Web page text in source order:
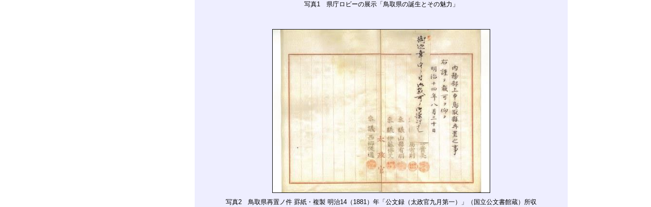
写真1 県庁ロビーの展示「鳥取県の誕生とその魅力」
写真2 鳥取県再置ノ件 罫紙・複製 明治14（1881）年「公文録（太政官九月第一）」（国立公文書館蔵）所収